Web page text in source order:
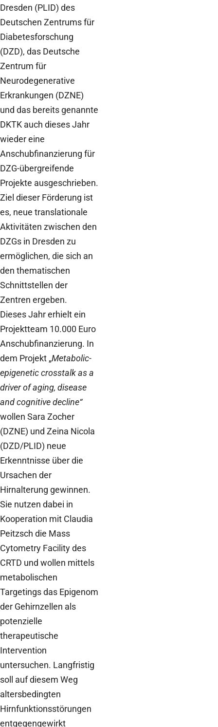
Dresden (PLID) des
Deutschen Zentrums für
Diabetesforschung
(DZD), das Deutsche
Zentrum für
Neurodegenerative
Erkrankungen (DZNE)
und das bereits genannte
DKTK auch dieses Jahr
wieder eine
Anschubfinanzierung für
DZG-übergreifende
Projekte ausgeschrieben.
Ziel dieser Förderung ist
es, neue translationale
Aktivitäten zwischen den
DZGs in Dresden zu
ermöglichen, die sich an
den thematischen
Schnittstellen der
Zentren ergeben.
Dieses Jahr erhielt ein
Projektteam 10.000 Euro
Anschubfinanzierung. In
dem Projekt „Metabolic-
epigenetic crosstalk as a
driver of aging, disease
and cognitive decline“
wollen Sara Zocher
(DZNE) und Zeina Nicola
(DZD/PLID) neue
Erkenntnisse über die
Ursachen der
Hirnalterung gewinnen.
Sie nutzen dabei in
Kooperation mit Claudia
Peitzsch die Mass
Cytometry Facility des
CRTD und wollen mittels
metabolischen
Targetings das Epigenom
der Gehirnzellen als
potenzielle
therapeutische
Intervention
untersuchen. Langfristig
soll auf diesem Weg
altersbedingten
Hirnfunktionsstörungen
entgegengewirkt